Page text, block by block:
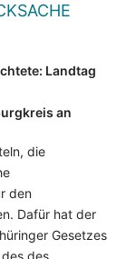
Landtag
an
die
den
Dafür hat der
Gesetzes
des